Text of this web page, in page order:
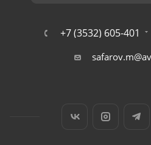
+7 (3532) 605-401